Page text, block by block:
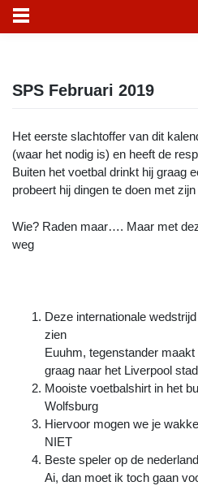
SPS Februari 2019
Het eerste slachtoffer van dit
(waar het nodig is) en heeft de
Buiten het voetbal drinkt hij graag
probeert hij dingen te doen met
Wie? Raden maar…. Maar met
weg
Deze internationale
zien
Euuhm, tegenstander
graag naar het Liverpool
Mooiste voetbalshirt in het
Wolfsburg
Hiervoor mogen we je
NIET
Beste speler op de
Ai, dan moet ik toch gaan